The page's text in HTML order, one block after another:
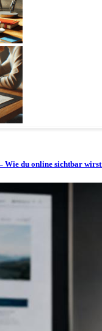
Wie du online sichtbar